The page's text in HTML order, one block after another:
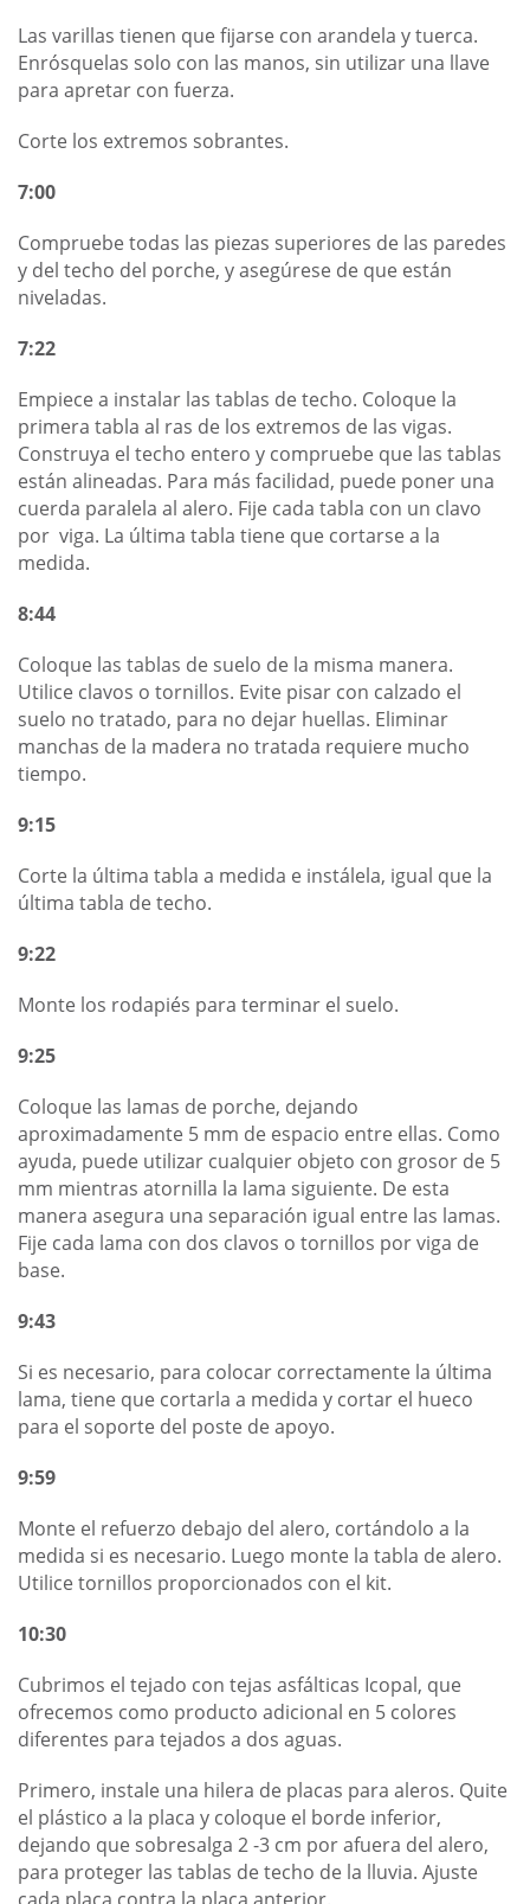
Las varillas tienen que fijarse con arandela y tuerca.
Enrósquelas solo con las manos, sin utilizar una llave
para apretar con fuerza.
Corte los extremos sobrantes.
7:00
Compruebe todas las piezas superiores de las paredes
y del techo del porche, y asegúrese de que están
niveladas.
7:22
Empiece a instalar las tablas de techo. Coloque la
primera tabla al ras de los extremos de las vigas.
Construya el techo entero y compruebe que las tablas
están alineadas. Para más facilidad, puede poner una
cuerda paralela al alero. Fije cada tabla con un clavo
por viga. La última tabla tiene que cortarse a la
medida.
8:44
Coloque las tablas de suelo de la misma manera.
Utilice clavos o tornillos. Evite pisar con calzado el
suelo no tratado, para no dejar huellas. Eliminar
manchas de la madera no tratada requiere mucho
tiempo.
9:15
Corte la última tabla a medida e instálela, igual que la
última tabla de techo.
9:22
Monte los rodapiés para terminar el suelo.
9:25
Coloque las lamas de porche, dejando
aproximadamente 5 mm de espacio entre ellas. Como
ayuda, puede utilizar cualquier objeto con grosor de 5
mm mientras atornilla la lama siguiente. De esta
manera asegura una separación igual entre las lamas.
Fije cada lama con dos clavos o tornillos por viga de
base.
9:43
Si es necesario, para colocar correctamente la última
lama, tiene que cortarla a medida y cortar el hueco
para el soporte del poste de apoyo.
9:59
Monte el refuerzo debajo del alero, cortándolo a la
medida si es necesario. Luego monte la tabla de alero.
Utilice tornillos proporcionados con el kit.
10:30
Cubrimos el tejado con tejas asfálticas Icopal, que
ofrecemos como producto adicional en 5 colores
diferentes para tejados a dos aguas.
Primero, instale una hilera de placas para aleros. Quite
el plástico a la placa y coloque el borde inferior,
dejando que sobresalga 2 -3 cm por afuera del alero,
para proteger las tablas de techo de la lluvia. Ajuste